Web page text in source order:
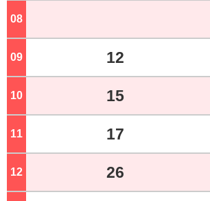
08
09 12
10 15
11 17
12 26